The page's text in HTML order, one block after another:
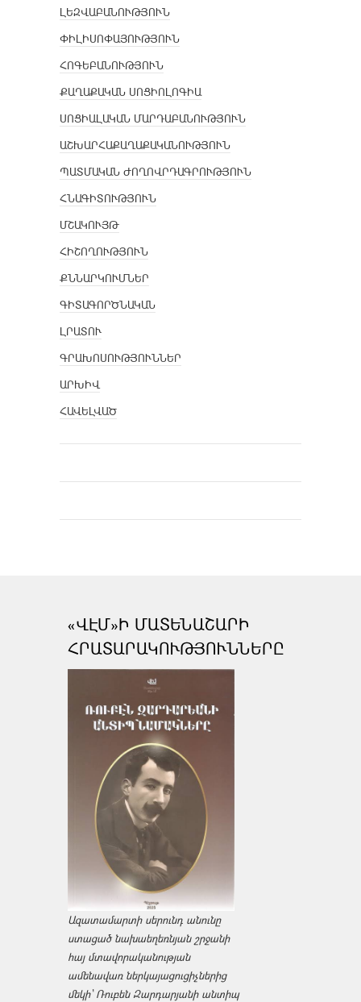
ԼԵԶՎԱԲԱՆՈՒԹՅՈՒՆ
ՓԻԼԻՍՈՓԱՅՈՒԹՅՈՒՆ
ՀՈԳԵԲԱՆՈՒԹՅՈՒՆ
ՔԱՂԱՔԱԿԱՆ ՍՈՑԻՈԼՈԳԻԱ
ՍՈՑԻԱԼԱԿԱՆ ՄԱՐԴԱԲԱՆՈՒԹՅՈՒՆ
ԱՇԽԱՐՀԱՔԱՂԱՔԱԿԱՆՈՒԹՅՈՒՆ
ՊԱՏՄԱԿԱՆ ԺՈՂՈՎՐԴԱԳՐՈՒԹՅՈՒՆ
ՀՆԱԳԻՏՈՒԹՅՈՒՆ
ՄՇԱԿՈՒՅԹ
ՀԻՇՈՂՈՒԹՅՈՒՆ
ՔՆՆԱՐԿՈՒՄՆԵՐ
ԳԻՏԱԳՈՐԾՆԱԿԱՆ
ԼՐԱՏՈՒ
ԳՐԱԽՈՍՈՒԹՅՈՒՆՆԵՐ
ԱՐԽԻՎ
ՀԱՎԵԼՎԱԾ
«ՎԷՄ»Ի ՄԱՏԵՆԱՇԱՐԻ
ՀՐԱՏԱՐԱԿՈՒԹՅՈՒՆՆԵՐԸ
Ազատամարտի սերունդ անունը
ստացած նախաեղեռնյան շրջանի
հայ մտավորականության
ամենավառ ներկայացուցիչներից
մեկի՝ Ռուբեն Զարդարյանի անտիպ